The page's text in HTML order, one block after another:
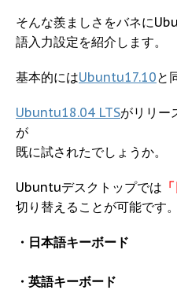
そんな羨ましさをバネに
語入力設定を紹介します。
基本的にはUbuntu17.10と
Ubuntu18.04 LTSがリリー
が
既に試されたでしょうか。
Ubuntuデスクトップでは
切り替えることが可能です。
・日本語キーボード
・英語キーボード